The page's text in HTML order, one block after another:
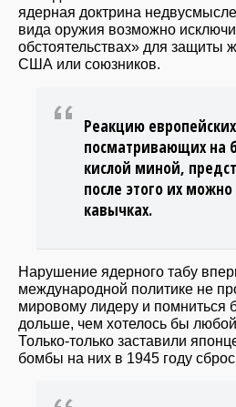
ядерная доктрина
вида оружия возможно
обстоятельствах» для защиты
США или союзников.
Реакцию
посматривающих на
кислой миной,
после этого их
кавычках.
Нарушение ядерного табу
международной политике не
мировому лидеру и помниться
дольше, чем хотелось бы
Только-только заставили
бомбы на них в 1945 году